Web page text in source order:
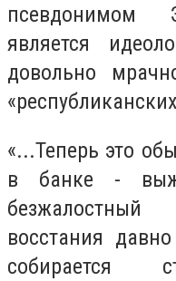
является
довольно
«...Теперь это
в банке -
восстания
собирается